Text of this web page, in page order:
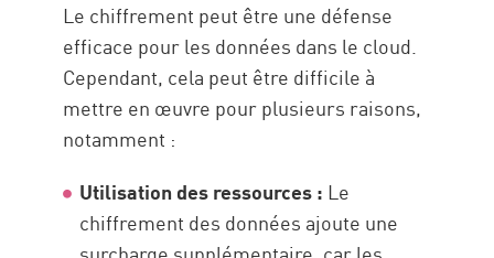
Le chiffrement peut être une défense
efficace pour les données dans le cloud.
Cependant, cela peut être difficile à
mettre en œuvre pour plusieurs raisons,
notamment :
Utilisation des ressources : Le
chiffrement des données ajoute une